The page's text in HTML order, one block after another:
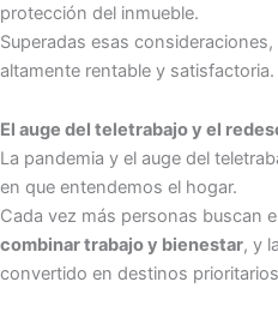
protección del inmueble.
Superadas esas
altamente rentable y satisfactoria.
El auge del teletrabajo y el
La pandemia y el auge del
en que entendemos el hogar.
Cada vez más personas buscan
combinar trabajo y bienestar, y
convertido en destinos